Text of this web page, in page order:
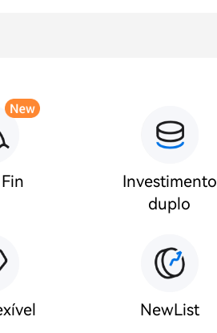
Investimento
duplo
NewList